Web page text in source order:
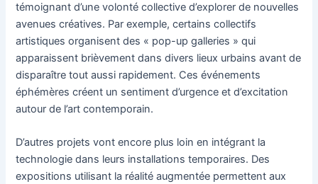
témoignant d’une volonté collective d’explorer de nouvelles
avenues créatives. Par exemple, certains collectifs
artistiques organisent des « pop-up galleries » qui
apparaissent brièvement dans divers lieux urbains avant de
disparaître tout aussi rapidement. Ces événements
éphémères créent un sentiment d’urgence et d’excitation
autour de l’art contemporain.
D’autres projets vont encore plus loin en intégrant la
technologie dans leurs installations temporaires. Des
expositions utilisant la réalité augmentée permettent aux